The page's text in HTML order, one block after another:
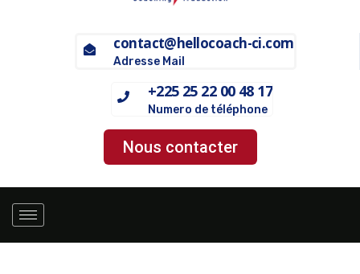
contact@hellocoach-ci.com
Adresse Mail
+225 25 22 00 48 17
Numero de téléphone
Nous contacter